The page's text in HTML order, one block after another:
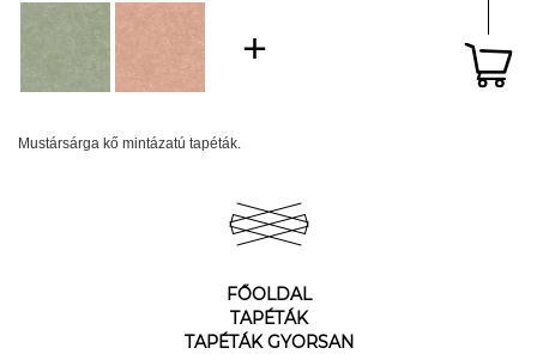
Mustársárga kő mintázatú tapéták.
FŐOLDAL
TAPÉTÁK
TAPÉTÁK GYORSAN